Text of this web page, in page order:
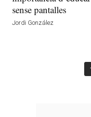
sense pantalles
Jordi González